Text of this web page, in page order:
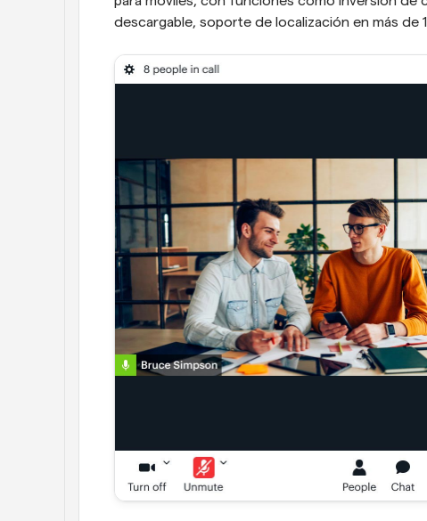
descargable, soporte de localización en más de